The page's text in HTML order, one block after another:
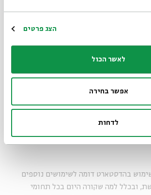
הצג פרטים
לאשר הכול
אפשר בחירה
לדחות
באתר הדסטארט (בשיתוף עם גרילה
דרך מימון המונים בהחלט נבעה מתוך
יצרה קהילה מספיק גדולה שמאפשרת
הזאת. האמת היא שזמן קצר אחרי שהשירים
לי האופציה הכי טובה. מצד אחד, הוצאה
אבל מצד שני, זה חופש ועצמאות. אתה
ומערכות גדולות של הוצאות לאור.
בהדסטארט דומה לשימושים נוספים
ובכלל למה שקורה היום בכל תחומי